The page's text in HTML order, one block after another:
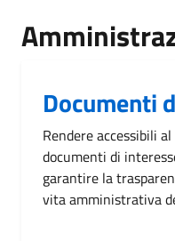
Documenti
Rendere accessibili
documenti di
garantire la
vita amministrativa